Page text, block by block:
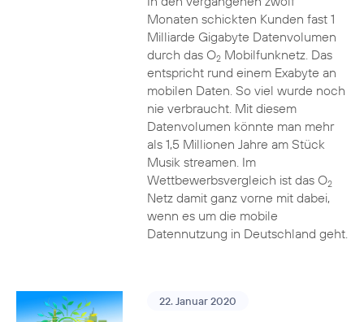
Monaten schickten Kunden fast 1
Milliarde Gigabyte Datenvolumen
durch das O2Mobilfunknetz. Das
entspricht rund einem Exabyte an
mobilen Daten. So viel wurde noch
nie verbraucht. Mit diesem
Datenvolumen könnte man mehr
als 1,5 Millionen Jahre am Stück
Musik streamen. Im
Wettbewerbsvergleich ist das O2
Netz damit ganz vorne mit dabei,
wenn es um die mobile
Datennutzung in Deutschland geht.
22. Januar 2020